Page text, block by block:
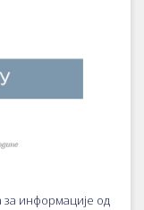
за информације од